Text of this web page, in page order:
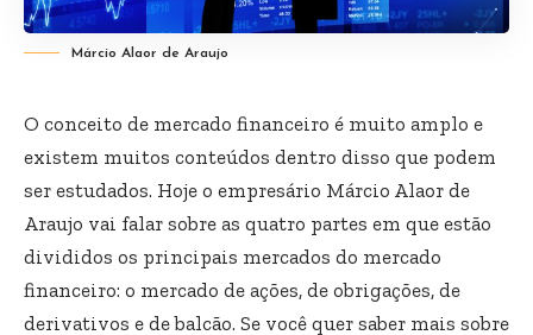
Márcio Alaor de Araujo
O conceito de mercado financeiro é muito amplo e
existem muitos conteúdos dentro disso que podem
ser estudados. Hoje o empresário Márcio Alaor de
Araujo vai falar sobre as quatro partes em que estão
divididos os principais mercados do mercado
financeiro: o mercado de ações, de obrigações, de
derivativos e de balcão. Se você quer saber mais sobre